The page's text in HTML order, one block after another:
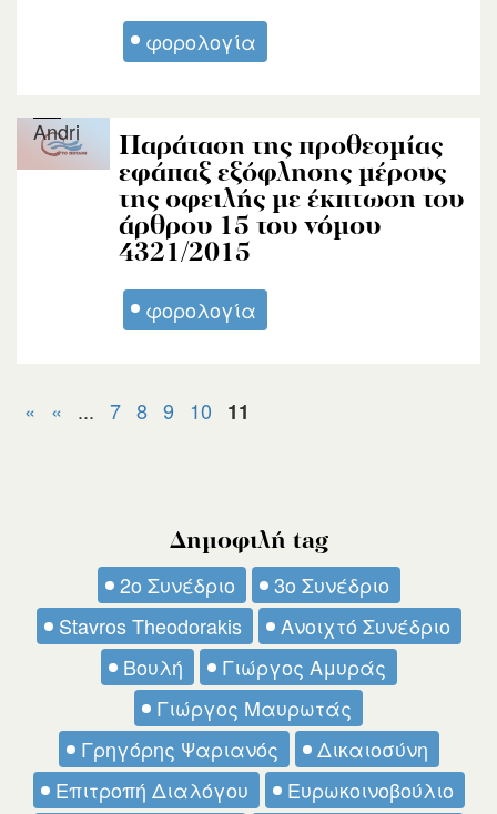
φορολογία
Παράταση της προθεσμίας
εφάπαξ εξόφλησης μέρους
της οφειλής με έκπτωση του
άρθρου 15 του νόμου
4321/2015
φορολογία
Andri
« « ... 7 8 9 10 11
Δημοφιλή tag
2ο Συνέδριο
3ο Συνέδριο
Stavros Theodorakis
Ανοιχτό Συνέδριο
Βουλή
Γιώργος Αμυράς
Γιώργος Μαυρωτάς
Γρηγόρης Ψαριανός
Δικαιοσύνη
Επιτροπή Διαλόγου
Ευρωκοινοβούλιο